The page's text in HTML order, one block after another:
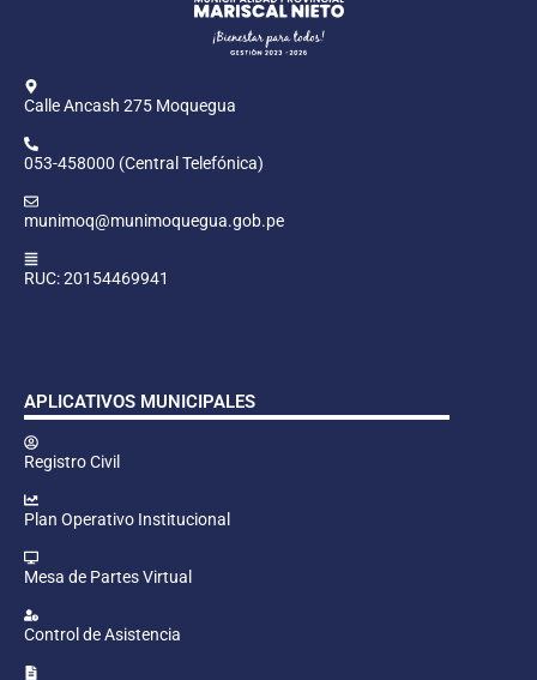
Calle Ancash 275 Moquegua
053-458000 (Central Telefónica)
munimoq@munimoquegua.gob.pe
RUC: 20154469941
APLICATIVOS MUNICIPALES
Registro Civil
Plan Operativo Institucional
Mesa de Partes Virtual
Control de Asistencia